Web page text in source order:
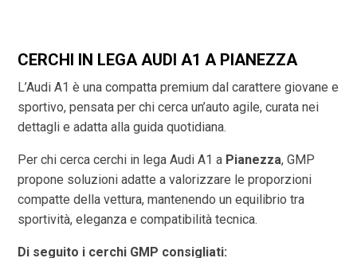
CERCHI IN LEGA AUDI A1 A PIANEZZA
L’Audi A1 è una compatta premium dal carattere giovane e
sportivo, pensata per chi cerca un’auto agile, curata nei
dettagli e adatta alla guida quotidiana.
Per chi cerca cerchi in lega Audi A1 a Pianezza, GMP
propone soluzioni adatte a valorizzare le proporzioni
compatte della vettura, mantenendo un equilibrio tra
sportività, eleganza e compatibilità tecnica.
Di seguito i cerchi GMP consigliati: